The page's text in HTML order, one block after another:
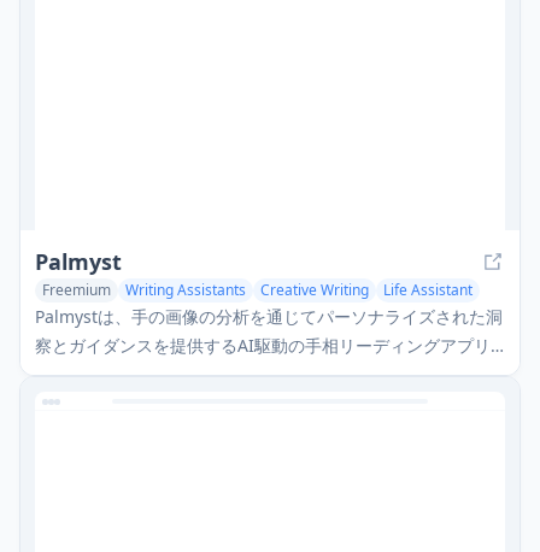
Palmyst
Freemium Writing Assistants Creative Writing Life Assistant
Palmystは、手の画像の分析を通じてパーソナライズされた洞
察とガイダンスを提供するAI駆動の手相リーディングアプリ
です。